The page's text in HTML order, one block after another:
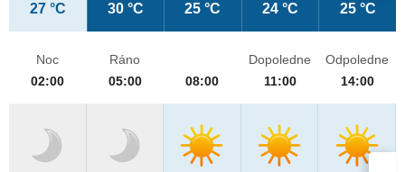
27 °C 30 °C 25 °C 24 °C 25 °C
Noc
02:00
Ráno
05:00
08:00
Dopoledne
11:00
Odpoledne
14:00